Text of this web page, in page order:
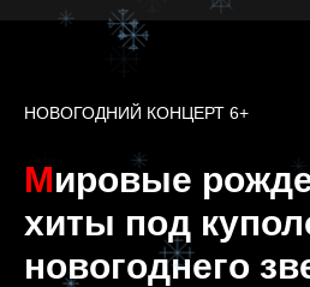
НОВОГОДНИЙ КОНЦЕРТ 6+
Мировые
хиты под
новогоднего